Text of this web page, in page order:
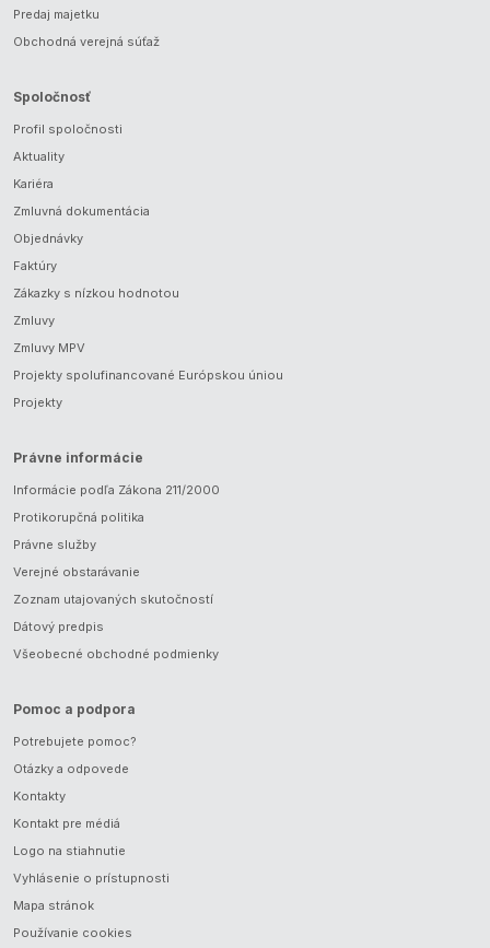
Predaj majetku
Obchodná verejná súťaž
Spoločnosť
Profil spoločnosti
Aktuality
Kariéra
Zmluvná dokumentácia
Objednávky
Faktúry
Zákazky s nízkou hodnotou
Zmluvy
Zmluvy MPV
Projekty spolufinancované Európskou úniou
Projekty
Právne informácie
Informácie podľa Zákona 211/2000
Protikorupčná politika
Právne služby
Verejné obstarávanie
Zoznam utajovaných skutočností
Dátový predpis
Všeobecné obchodné podmienky
Pomoc a podpora
Potrebujete pomoc?
Otázky a odpovede
Kontakty
Kontakt pre médiá
Logo na stiahnutie
Vyhlásenie o prístupnosti
Mapa stránok
Používanie cookies